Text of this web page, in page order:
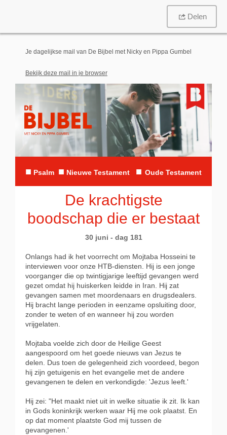
Delen
Je dagelijkse mail van De Bijbel met Nicky en Pippa Gumbel
Bekijk deze mail in je browser
■ Psalm ■ Nieuwe Testament ■ Oude Testament
De krachtigste
boodschap die er bestaat
30 juni - dag 181
Onlangs had ik het voorrecht om Mojtaba Hosseini te
interviewen voor onze HTB-diensten. Hij is een jonge
voorganger die op twintigjarige leeftijd gevangen werd
gezet omdat hij huiskerken leidde in Iran. Hij zat
gevangen samen met moordenaars en drugsdealers.
Hij bracht lange perioden in eenzame opsluiting door,
zonder te weten of en wanneer hij zou worden
vrijgelaten.
Mojtaba voelde zich door de Heilige Geest
aangespoord om het goede nieuws van Jezus te
delen. Dus toen de gelegenheid zich voordeed, begon
hij zijn getuigenis en het evangelie met de andere
gevangenen te delen en verkondigde: 'Jezus leeft.'
Hij zei: "Het maakt niet uit in welke situatie ik zit. Ik kan
in Gods koninkrijk werken waar Hij me ook plaatst. En
op dat moment plaatste God mij tussen de
gevangenen.'